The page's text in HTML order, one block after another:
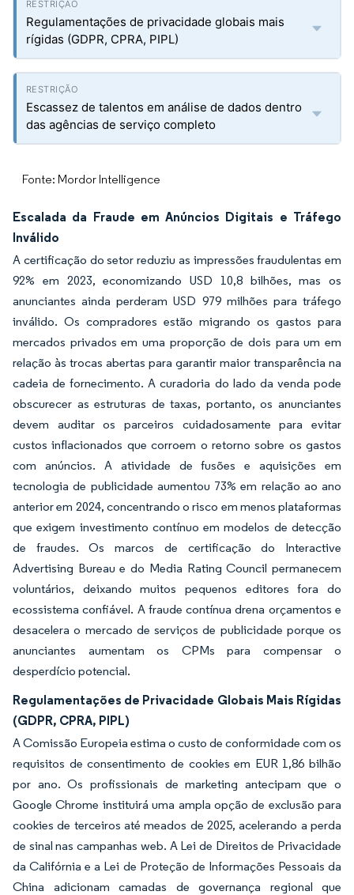
Regulamentações de privacidade globais mais
rígidas (GDPR, CPRA, PIPL)
Escassez de talentos em análise de dados dentro
das agências de serviço completo
Fonte: Mordor Intelligence
Escalada da Fraude em Anúncios Digitais e Tráfego
Inválido
A certificação do setor reduziu as impressões fraudulentas em
92% em 2023, economizando USD 10,8 bilhões, mas os
anunciantes ainda perderam USD 979 milhões para tráfego
inválido. Os compradores estão migrando os gastos para
mercados privados em uma proporção de dois para um em
relação às trocas abertas para garantir maior transparência na
cadeia de fornecimento. A curadoria do lado da venda pode
obscurecer as estruturas de taxas, portanto, os anunciantes
devem auditar os parceiros cuidadosamente para evitar
custos inflacionados que corroem o retorno sobre os gastos
com anúncios. A atividade de fusões e aquisições em
tecnologia de publicidade aumentou 73% em relação ao ano
anterior em 2024, concentrando o risco em menos plataformas
que exigem investimento contínuo em modelos de detecção
de fraudes. Os marcos de certificação do Interactive
Advertising Bureau e do Media Rating Council permanecem
voluntários, deixando muitos pequenos editores fora do
ecossistema confiável. A fraude contínua drena orçamentos e
desacelera o mercado de serviços de publicidade porque os
anunciantes aumentam os CPMs para compensar o
desperdício potencial.
Regulamentações de Privacidade Globais Mais Rígidas
(GDPR, CPRA, PIPL)
A Comissão Europeia estima o custo de conformidade com os
requisitos de consentimento de cookies em EUR 1,86 bilhão
por ano. Os profissionais de marketing antecipam que o
Google Chrome instituirá uma ampla opção de exclusão para
cookies de terceiros até meados de 2025, acelerando a perda
de sinal nas campanhas web. A Lei de Direitos de Privacidade
da Califórnia e a Lei de Proteção de Informações Pessoais da
China adicionam camadas de governança regional que